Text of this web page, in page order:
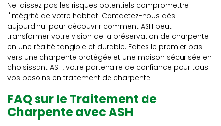
Ne laissez pas les risques potentiels compromettre
l'intégrité de votre habitat. Contactez-nous dès
aujourd'hui pour découvrir comment ASH peut
transformer votre vision de la préservation de charpente
en une réalité tangible et durable. Faites le premier pas
vers une charpente protégée et une maison sécurisée en
choisissant ASH, votre partenaire de confiance pour tous
vos besoins en traitement de charpente.
FAQ sur le Traitement de
Charpente avec ASH